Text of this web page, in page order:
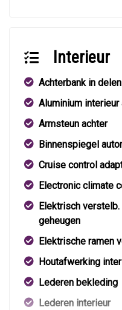
Interieur
Achterbank in
Aluminium
Armsteun achter
Binnenspiegel
Cruise control
Electronic climate
Elektrisch
geheugen
Elektrische ramen
Houtafwerking
Lederen bekleding
Lederen interieur